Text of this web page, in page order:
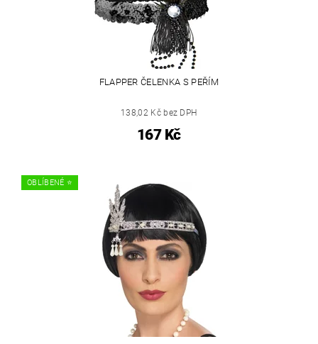
FLAPPER ČELENKA S PEŘÍM
138,02 Kč bez DPH
167 Kč
OBLÍBENÉ ⭐️